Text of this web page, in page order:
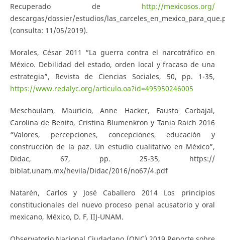
Recuperado de http://mexicosos.org/
descargas/dossier/estudios/
(consulta: 11/05/2019).
Morales, César 2011 “La guerra contra el narcotráfico en
México. Debilidad del estado, orden local y fracaso de una
estrategia”, Revista de Ciencias Sociales, 50, pp. 1-35,
https://www.redalyc.org/articulo.oa?id=495950246005
Meschoulam, Mauricio, Anne Hacker, Fausto Carbajal,
Carolina de Benito, Cristina Blumenkron y Tania Raich 2016
“Valores, percepciones, concepciones, educación y
construcción de la paz. Un estudio cualitativo en México”,
Didac, 67, pp. 25-35, https://
biblat.unam.mx/hevila/Didac/2016/no67/4.pdf
Natarén, Carlos y José Caballero 2014 Los principios
constitucionales del nuevo proceso penal acusatorio y oral
mexicano, México, D. F, IIJ-UNAM.